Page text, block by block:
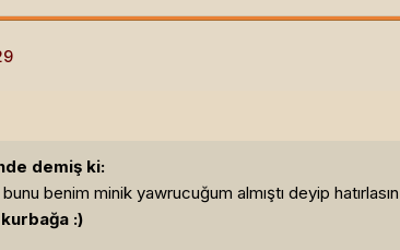
demiş ki:
bunu benim minik yawrucuğum almıştı deyip
:)